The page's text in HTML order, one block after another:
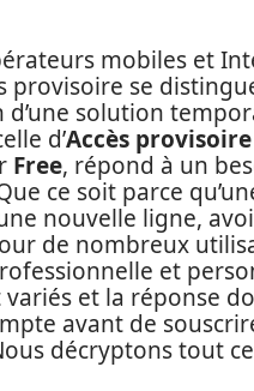
mobiles et
provisoire se
solution
d’Accès
Free, répond à un
ce soit parce
nouvelle ligne,
de nombreux
et
et la réponse
avant de
décryptons tout